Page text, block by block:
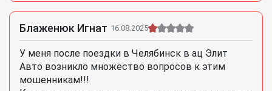
Блаженюк Игнат 16.08.2025
У меня после поездки в Челябинск в ац Элит
Авто возникло множество вопросов к этим
мошенникам!!!